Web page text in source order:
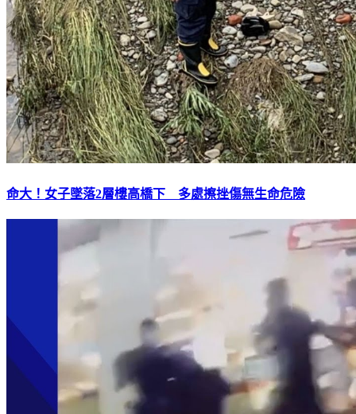
命大！女子墜落2層樓高橋下 多處擦挫傷無生命危險